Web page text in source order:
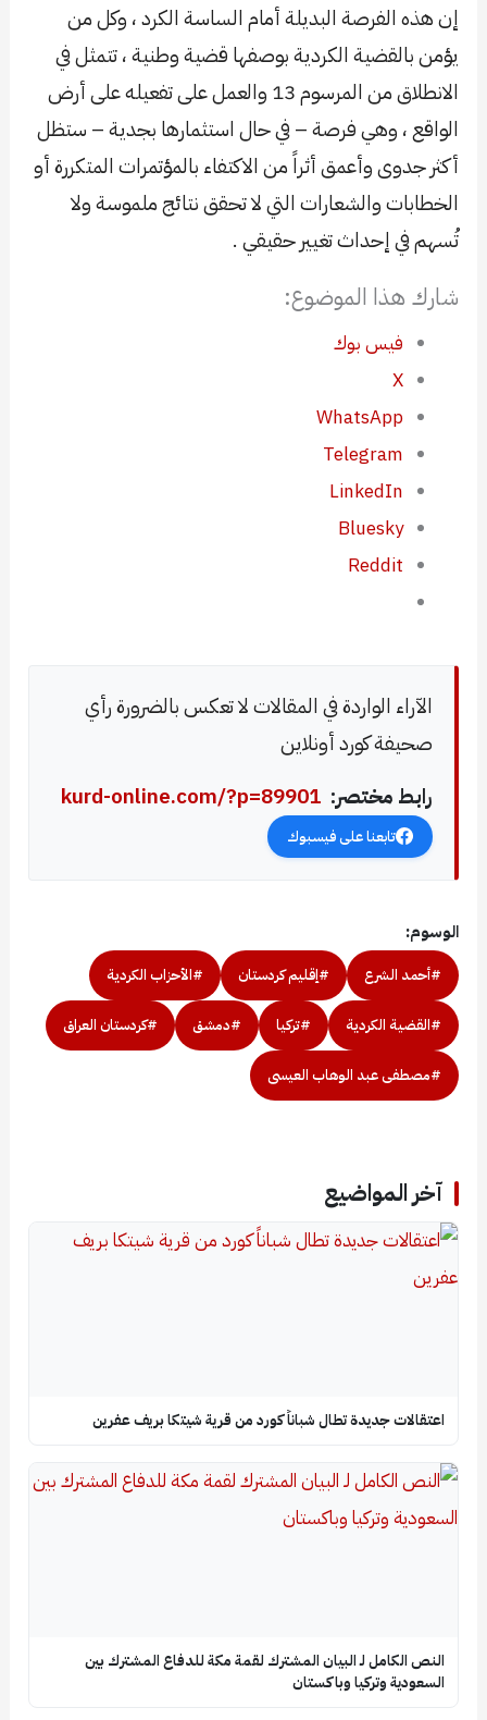
إن هذه الفرصة البديلة أمام الساسة الكرد ، وكل من
يؤمن بالقضية الكردية بوصفها قضية وطنية ، تتمثل في
الانطلاق من المرسوم 13 والعمل على تفعيله على أرض
الواقع ، وهي فرصة – في حال استثمارها بجدية – ستظل
أكثر جدوى وأعمق أثراً من الاكتفاء بالمؤتمرات المتكررة أو
الخطابات والشعارات التي لا تحقق نتائج ملموسة ولا
تُسهم في إحداث تغيير حقيقي .
شارك هذا الموضوع:
فيس بوك
X
WhatsApp
Telegram
LinkedIn
Bluesky
Reddit
الآراء الواردة في المقالات لا تعكس بالضرورة رأي
صحيفة كورد أونلاين
رابط مختصر: kurd-online.com/?p=89901
تابعنا على فيسبوك
الوسوم:
#أحمد الشرع #إقليم كردستان #الأحزاب الكردية
#القضية الكردية #تركيا #دمشق #كردستان العراق
#مصطفى عبد الوهاب العيسى
آخر المواضيع
اعتقالات جديدة تطال شباناً كورد من قرية شيتكا بريف عفرين
النص الكامل لـ البيان المشترك لقمة مكة للدفاع المشترك بين
السعودية وتركيا وباكستان